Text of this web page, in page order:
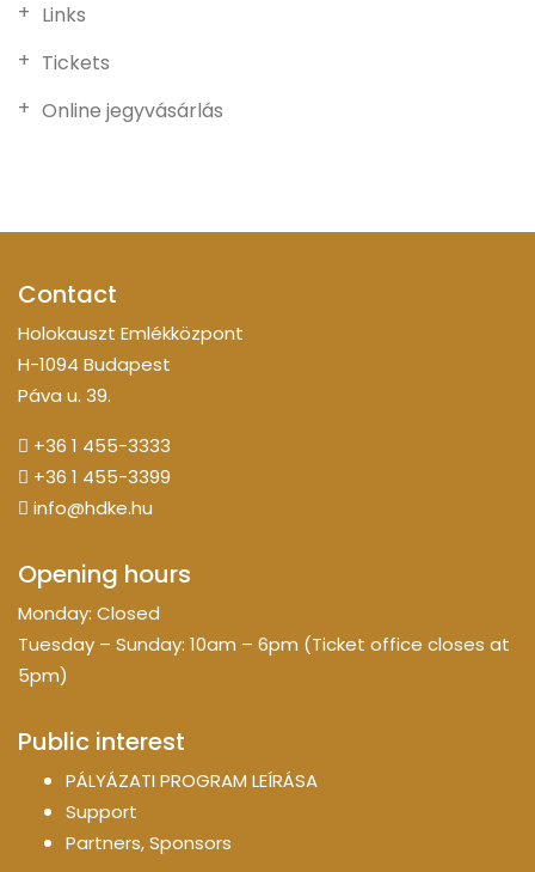
Links
Tickets
Online jegyvásárlás
Contact
Holokauszt Emlékközpont
H-1094 Budapest
Páva u. 39.
+36 1 455-3333
+36 1 455-3399
info@hdke.hu
Opening hours
Monday: Closed
Tuesday – Sunday: 10am – 6pm (Ticket office closes at
5pm)
Public interest
PÁLYÁZATI PROGRAM LEÍRÁSA
Support
Partners, Sponsors